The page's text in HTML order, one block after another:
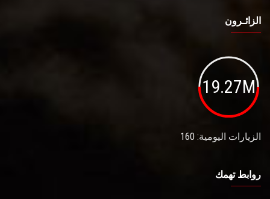
الزائـرون
19.27M
الزيارات اليومية: 160
روابط تهمك